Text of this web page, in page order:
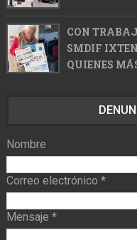
CON
SMDIF
QUIENES
Nombre
Correo electrónico *
Mensaje *